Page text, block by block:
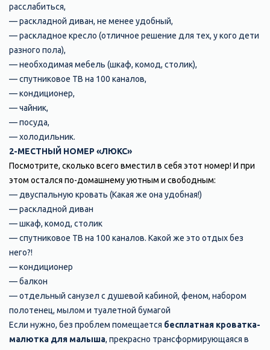
расслабиться,
— раскладной диван, не менее удобный,
— раскладное кресло (отличное решение для тех, у кого дети
разного пола),
— необходимая мебель (шкаф, комод, столик),
— спутниковое ТВ на 100 каналов,
— кондиционер,
— чайник,
— посуда,
— холодильник.
2-МЕСТНЫЙ НОМЕР «ЛЮКС»
Посмотрите, сколько всего вместил в себя этот номер! И при
этом остался по-домашнему уютным и свободным:
— двуспальную кровать (Какая же она удобная!)
— раскладной диван
— шкаф, комод, столик
— спутниковое ТВ на 100 каналов. Какой же это отдых без
него?!
— кондиционер
— балкон
— отдельный санузел с душевой кабиной, феном, набором
полотенец, мылом и туалетной бумагой
Если нужно, без проблем помещается бесплатная кроватка-
малютка для малыша, прекрасно трансформирующаяся в